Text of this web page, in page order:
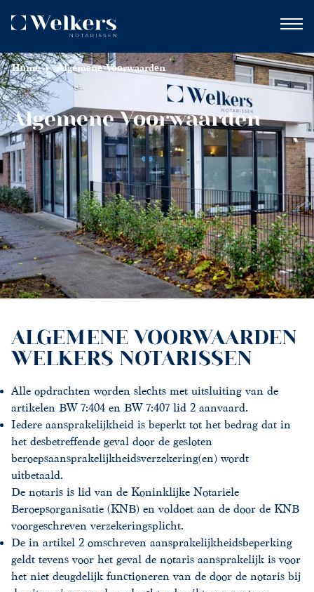
Home Algemene Voorwaarden
Algemene Voorwaarden
ALGEMENE VOORWAARDEN
WELKERS NOTARISSEN
Alle opdrachten worden slechts met uitsluiting van de
artikelen BW 7:404 en BW 7:407 lid 2 aanvaard.
Iedere aansprakelijkheid is beperkt tot het bedrag dat in
het desbetreffende geval door de gesloten
beroepsaansprakelijkheidsverzekering(en) wordt
uitbetaald.
De notaris is lid van de Koninklijke Notariële
Beroepsorganisatie (KNB) en voldoet aan de door de KNB
voorgeschreven verzekeringsplicht.
De in artikel 2 omschreven aansprakelijkheidsbeperking
geldt tevens voor het geval de notaris aansprakelijk is voor
het niet deugdelijk functioneren van de door de notaris bij